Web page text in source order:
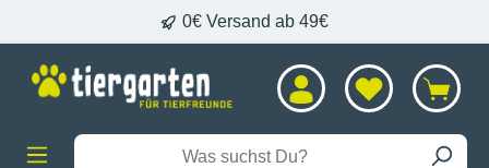
0€ Versand ab 49€